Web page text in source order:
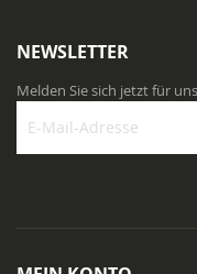
NEWSLETTER
Melden Sie sich jetzt für